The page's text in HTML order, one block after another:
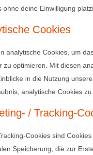
ohne deine Einwilligung
Cookies
analytische Cookies, um
zu optimieren. Mit diesen
in die Nutzung
analytische Cookies zu
/ Tracking-
Cookies sind
Speicherung, die zur